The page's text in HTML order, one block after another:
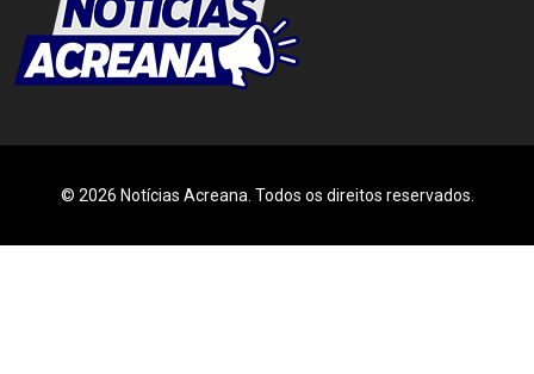
© 2026 Notícias Acreana. Todos os direitos reservados.